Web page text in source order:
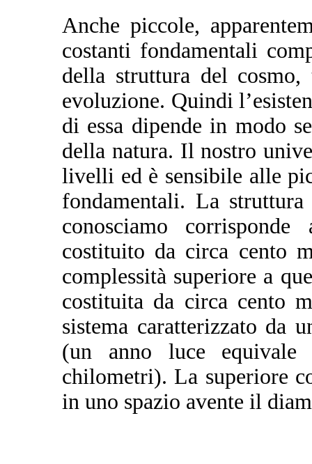
Anche piccole,
costanti fondamentali
della struttura del
evoluzione. Quindi
di essa dipende in modo
della natura. Il nostro
livelli ed è sensibile alle
fondamentali. La
conosciamo
costituito da circa cento
complessità superiore a
costituita da circa cento
sistema caratterizzato da
(un anno luce
chilometri). La superiore
in uno spazio avente il